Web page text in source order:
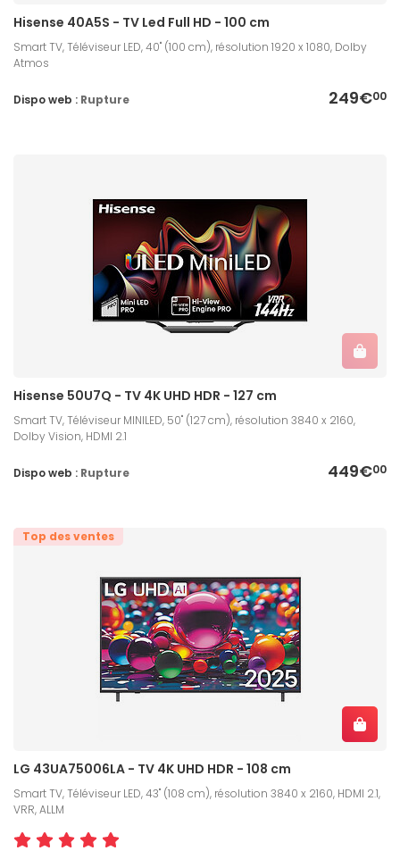
Hisense 40A5S - TV Led Full HD - 100 cm
Smart TV, Téléviseur LED, 40" (100 cm), résolution 1920 x 1080, Dolby
Atmos
249€00
Dispo web : Rupture
Hisense 50U7Q - TV 4K UHD HDR - 127 cm
Smart TV, Téléviseur MINILED, 50" (127 cm), résolution 3840 x 2160,
Dolby Vision, HDMI 2.1
449€00
Dispo web : Rupture
Top des ventes
LG 43UA75006LA - TV 4K UHD HDR - 108 cm
Smart TV, Téléviseur LED, 43" (108 cm), résolution 3840 x 2160, HDMI 2.1,
VRR, ALLM